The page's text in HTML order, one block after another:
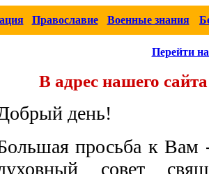
Православие Военные знания
Перейти
В адрес нашего
день!
просьба к Вам
совет